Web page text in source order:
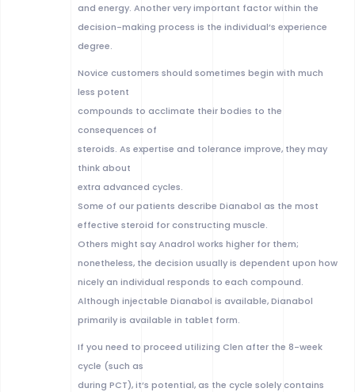
and energy. Another very important factor within the
decision-making process is the individual’s experience
degree.
Novice customers should sometimes begin with much
less potent
compounds to acclimate their bodies to the
consequences of
steroids. As expertise and tolerance improve, they may
think about
extra advanced cycles.
Some of our patients describe Dianabol as the most
effective steroid for constructing muscle.
Others might say Anadrol works higher for them;
nonetheless, the decision usually is dependent upon how
nicely an individual responds to each compound.
Although injectable Dianabol is available, Dianabol
primarily is available in tablet form.
If you need to proceed utilizing Clen after the 8-week
cycle (such as
during PCT), it’s potential, as the cycle solely contains